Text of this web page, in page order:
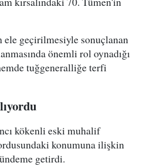
ele geçirilmesiyle sonuçlanan
önemli rol oynadığı
tuğgeneralliğe terfi
kökenli eski muhalif
konumuna ilişkin
getirdi.